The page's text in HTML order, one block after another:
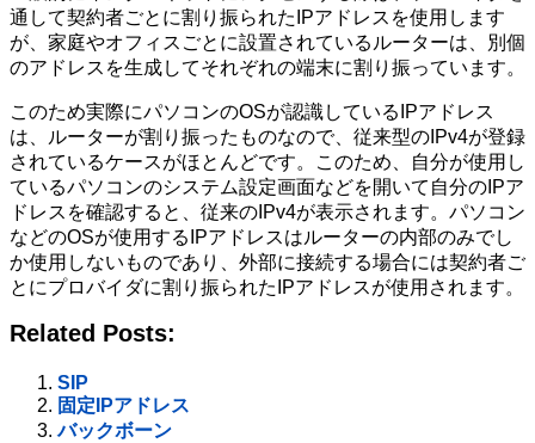
通して契約者ごとに割り振られたIPアドレスを使用します
が、家庭やオフィスごとに設置されているルーターは、別個
のアドレスを生成してそれぞれの端末に割り振っています。
このため実際にパソコンのOSが認識しているIPアドレス
は、ルーターが割り振ったものなので、従来型のIPv4が登録
されているケースがほとんどです。このため、自分が使用し
ているパソコンのシステム設定画面などを開いて自分のIPア
ドレスを確認すると、従来のIPv4が表示されます。パソコン
などのOSが使用するIPアドレスはルーターの内部のみでし
か使用しないものであり、外部に接続する場合には契約者ご
とにプロバイダに割り振られたIPアドレスが使用されます。
Related Posts:
SIP
固定IPアドレス
バックボーン